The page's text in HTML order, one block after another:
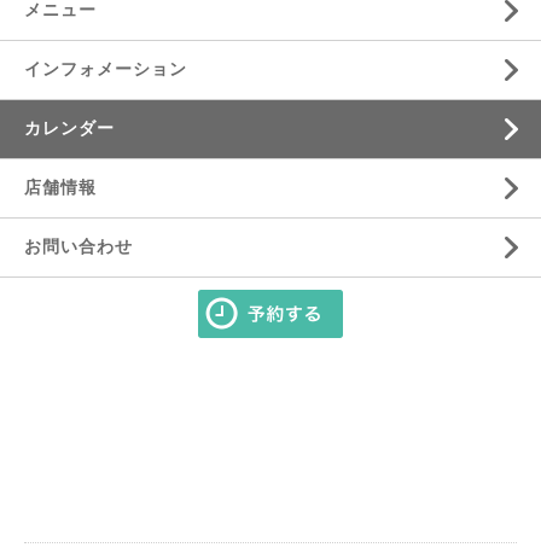
メニュー
インフォメーション
カレンダー
店舗情報
お問い合わせ